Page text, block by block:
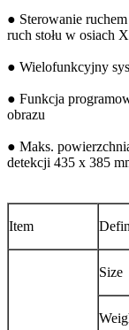
● Sterowanie
ruch stołu w osiach
● Wielofunkcyjny
● Funkcja
obrazu
● Maks.
detekcji 435 x 385
Item
Size